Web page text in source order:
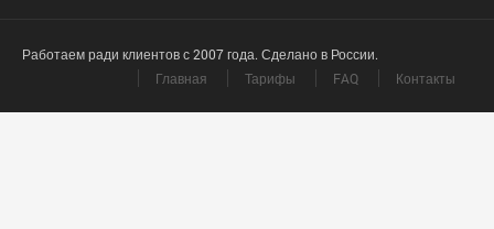
Работаем ради клиентов с 2007 года. Сделано в России.
Главная
Тарифы FAQ Контакты